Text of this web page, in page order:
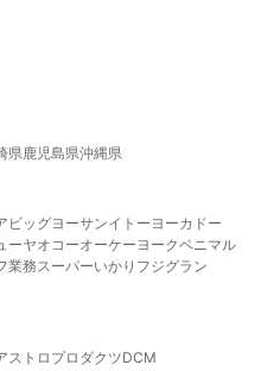
県鹿児島県沖縄県
ビッグヨーサンイトーヨーカドー
ーヤオコーオーケー ヨークベニマル
業務スーパーいかり フジグラン
ストロプロダクツDCM